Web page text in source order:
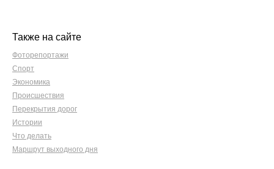
Также на сайте
Фоторепортажи
Спорт
Экономика
Происшествия
Перекрытия дорог
Истории
Что делать
Маршрут выходного дня